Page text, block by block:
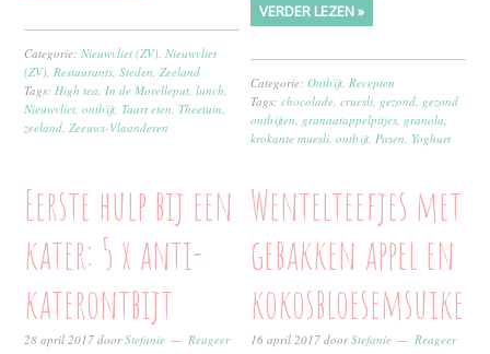
Categorie:Nieuwvliet (ZV) ,Nieuwvliet
(ZV) Restaurants ,Steden Zeeland
Tags: High tea In de Morelleput ,lunch
Nieuwvliet ,ontbijt ,Taart eten ,Theetuin
zeeland Zeeuws-Vlaanderen
VERDER LEZEN »
Categorie:Ontbijt Recepten
Tags:chocolade ,cruesli gezond gezond
ontbijten granaatappelpitjes granola
krokante muesli ,ontbijt Pasen Yoghurt
Eerste hulp bij een
kater: 5 x anti-
katerontbijt
28 april 2017 doorStefanie Reageer
Wentelteefjes met
gebakken appel en
kokosbloesemsuiker
16 april 2017 doorStefanie Reageer